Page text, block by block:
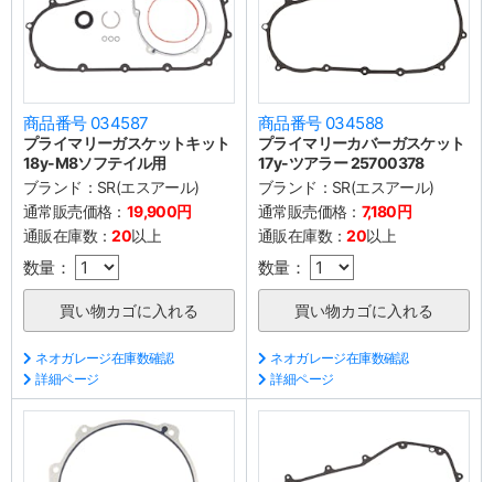
商品番号 034587
プライマリーガスケットキット
18y-M8ソフテイル用
ブランド： SR(エスアール)
通常販売価格： 19,900円
通販在庫数：20以上
数量：
ネオガレージ在庫数確認
詳細ページ
商品番号 034588
プライマリーカバーガスケット
17y-ツアラー 25700378
ブランド： SR(エスアール)
通常販売価格： 7,180円
通販在庫数：20以上
数量：
ネオガレージ在庫数確認
詳細ページ